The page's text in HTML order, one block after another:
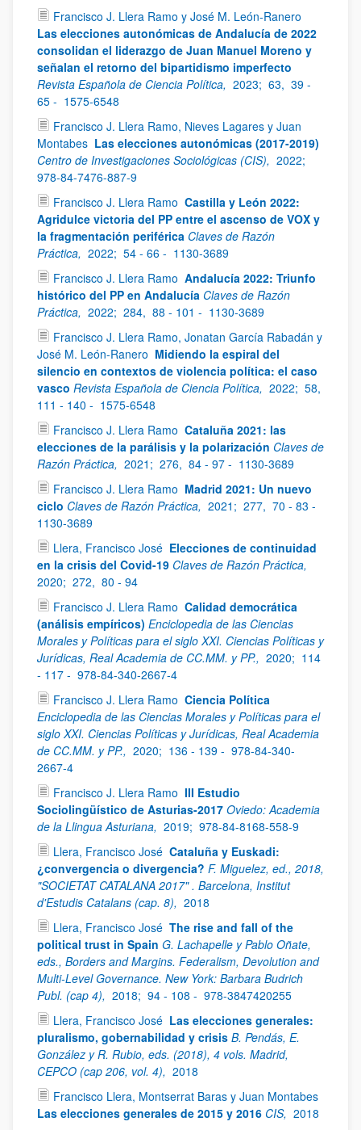
Francisco J. Llera Ramo y José M. León-Ranero
Las elecciones autonómicas de Andalucía de 2022
consolidan el liderazgo de Juan Manuel Moreno y
señalan el retorno del bipartidismo imperfecto
Revista Española de Ciencia Política, 2023; 63, 39 -
65 - 1575-6548
Francisco J. Llera Ramo, Nieves Lagares y Juan
Montabes Las elecciones autonómicas (2017-2019)
Centro de Investigaciones Sociológicas (CIS), 2022;
978-84-7476-887-9
Francisco J. Llera Ramo Castilla y León 2022:
Agridulce victoria del PP entre el ascenso de VOX y
la fragmentación periférica Claves de Razón
Práctica, 2022; 54 - 66 - 1130-3689
Francisco J. Llera Ramo Andalucía 2022: Triunfo
histórico del PP en Andalucía Claves de Razón
Práctica, 2022; 284, 88 - 101 - 1130-3689
Francisco J. Llera Ramo, Jonatan García Rabadán y
José M. León-Ranero Midiendo la espiral del
silencio en contextos de violencia política: el caso
vasco Revista Española de Ciencia Política, 2022; 58,
111 - 140 - 1575-6548
Francisco J. Llera Ramo Cataluña 2021: las
elecciones de la parálisis y la polarización Claves de
Razón Práctica, 2021; 276, 84 - 97 - 1130-3689
Francisco J. Llera Ramo Madrid 2021: Un nuevo
ciclo Claves de Razón Práctica, 2021; 277, 70 - 83 -
1130-3689
Llera, Francisco José Elecciones de continuidad
en la crisis del Covid-19 Claves de Razón Práctica,
2020; 272, 80 - 94
Francisco J. Llera Ramo Calidad democrática
(análisis empíricos) Enciclopedia de las Ciencias
Morales y Políticas para el siglo XXI. Ciencias Políticas y
Jurídicas, Real Academia de CC.MM. y PP., 2020; 114
- 117 - 978-84-340-2667-4
Francisco J. Llera Ramo Ciencia Política
Enciclopedia de las Ciencias Morales y Políticas para el
siglo XXI. Ciencias Políticas y Jurídicas, Real Academia
de CC.MM. y PP., 2020; 136 - 139 - 978-84-340-
2667-4
Francisco J. Llera Ramo III Estudio
Sociolingüístico de Asturias-2017 Oviedo: Academia
de la Llingua Asturiana, 2019; 978-84-8168-558-9
Llera, Francisco José Cataluña y Euskadi:
¿convergencia o divergencia? F. Miguelez, ed., 2018,
"SOCIETAT CATALANA 2017" . Barcelona, Institut
d'Estudis Catalans (cap. 8), 2018
Llera, Francisco José The rise and fall of the
political trust in Spain G. Lachapelle y Pablo Oñate,
eds., Borders and Margins. Federalism, Devolution and
Multi-Level Governance. New York: Barbara Budrich
Publ. (cap 4), 2018; 94 - 108 - 978-3847420255
Llera, Francisco José Las elecciones generales:
pluralismo, gobernabilidad y crisis B. Pendás, E.
González y R. Rubio, eds. (2018), 4 vols. Madrid,
CEPCO (cap 206, vol. 4), 2018
Francisco Llera, Montserrat Baras y Juan Montabes
Las elecciones generales de 2015 y 2016 CIS, 2018